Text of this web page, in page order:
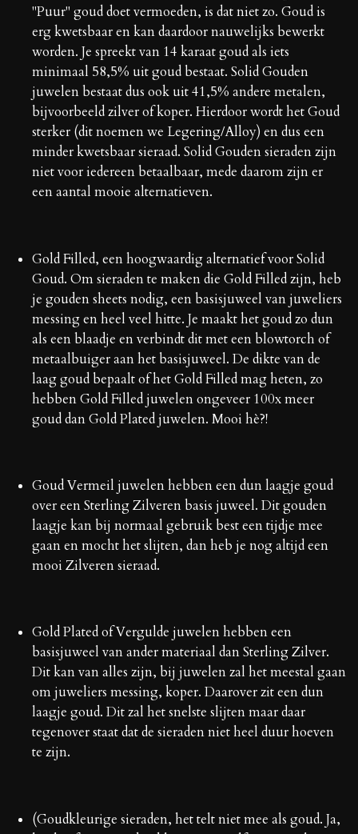
"Puur" goud doet vermoeden, is dat niet zo. Goud is
erg kwetsbaar en kan daardoor nauwelijks bewerkt
worden. Je spreekt van 14 karaat goud als iets
minimaal 58,5% uit goud bestaat. Solid Gouden
juwelen bestaat dus ook uit 41,5% andere metalen,
bijvoorbeeld zilver of koper. Hierdoor wordt het Goud
sterker (dit noemen we Legering/Alloy) en dus een
minder kwetsbaar sieraad. Solid Gouden sieraden zijn
niet voor iedereen betaalbaar, mede daarom zijn er
een aantal mooie alternatieven.
Gold Filled, een hoogwaardig alternatief voor Solid
Goud. Om sieraden te maken die Gold Filled zijn, heb
je gouden sheets nodig, een basisjuweel van juweliers
messing en heel veel hitte. Je maakt het goud zo dun
als een blaadje en verbindt dit met een blowtorch of
metaalbuiger aan het basisjuweel. De dikte van de
laag goud bepaalt of het Gold Filled mag heten, zo
hebben Gold Filled juwelen ongeveer 100x meer
goud dan Gold Plated juwelen. Mooi hè?!
Goud Vermeil juwelen hebben een dun laagje goud
over een Sterling Zilveren basis juweel. Dit gouden
laagje kan bij normaal gebruik best een tijdje mee
gaan en mocht het slijten, dan heb je nog altijd een
mooi Zilveren sieraad.
Gold Plated of Vergulde juwelen hebben een
basisjuweel van ander materiaal dan Sterling Zilver.
Dit kan van alles zijn, bij juwelen zal het meestal gaan
om juweliers messing, koper. Daarover zit een dun
laagje goud. Dit zal het snelste slijten maar daar
tegenover staat dat de sieraden niet heel duur hoeven
te zijn.
(Goudkleurige sieraden, het telt niet mee als goud. Ja,